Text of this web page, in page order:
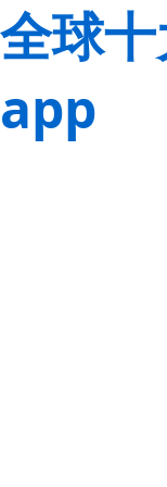
全球
app